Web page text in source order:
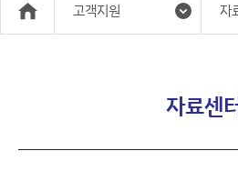
메인 고객지원 자
자료센